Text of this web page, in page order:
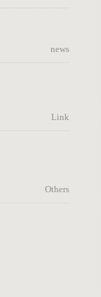
news
Link
Others